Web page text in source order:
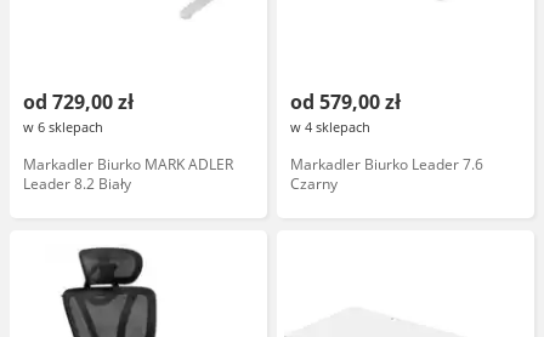
od 729,00 zł
w 6 sklepach
Markadler Biurko MARK ADLER
Leader 8.2 Biały
od 579,00 zł
w 4 sklepach
Markadler Biurko Leader 7.6
Czarny